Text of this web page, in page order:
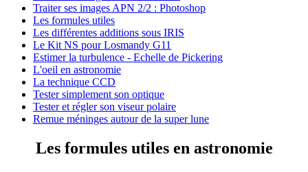
Traiter ses images APN 2/2 : Photoshop
Les formules utiles
Les différentes additions sous IRIS
Le Kit NS pour Losmandy G11
Estimer la turbulence - Echelle de Pickering
L'oeil en astronomie
La technique CCD
Tester simplement son optique
Tester et régler son viseur polaire
Remue méninges autour de la super lune
Les formules utiles en astronomie